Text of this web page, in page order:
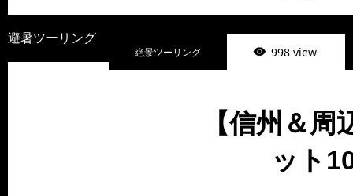
避暑ツーリング
絶景ツーリング
998 view
【信州＆
ット